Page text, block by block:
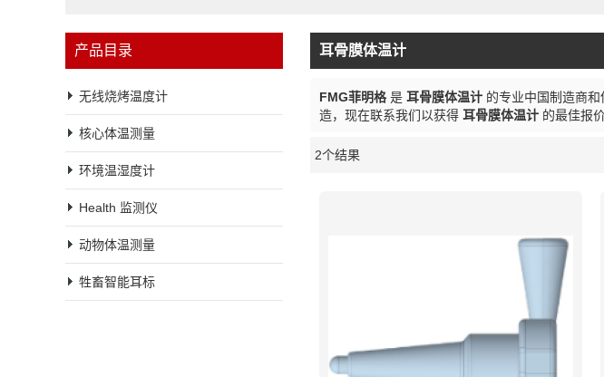
产品目录
无线烧烤温度计
核心体温测量
环境温湿度计
Health 监测仪
动物体温测量
牲畜智能耳标
耳骨膜体温计
FMG菲明格是 耳骨膜体温计 的专业中国制造商
造，现在联系我们以获得 耳骨膜体温计 的最佳报
2个结果